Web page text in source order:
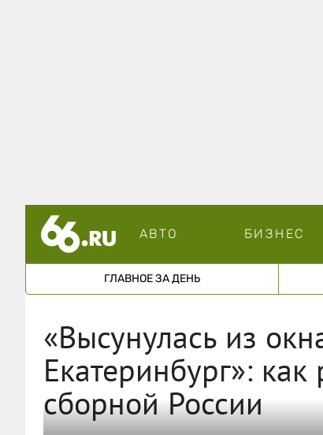
АВТО БИЗНЕС
ГЛАВНОЕ ЗА ДЕНЬ
«Высунулась из
Екатеринбург»:
сборной России